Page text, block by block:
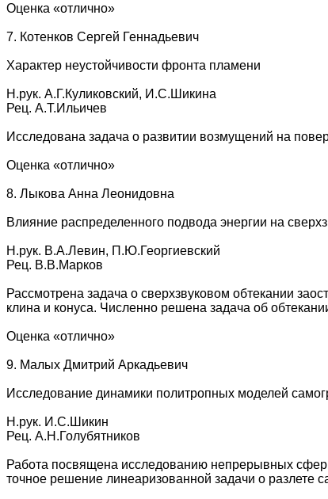
Оценка «отлично»
7. Котенков Сергей Геннадьевич
Характер неустойчивости фронта пламени
Н.рук. А.Г.Куликовский, И.С.Шикина
Рец. А.Т.Ильичев
Исследована задача о развитии возмущений на
Оценка «отлично»
8. Лыкова Анна Леонидовна
Влияние распределенного подвода энергии на
Н.рук. В.А.Левин, П.Ю.Георгиевский
Рец. В.В.Марков
Рассмотрена задача о сверхзвуковом обтекании
клина и конуса. Численно решена задача об
Оценка «отлично»
9. Малых Дмитрий Аркадьевич
Исследование динамики политропных моделей
Н.рук. И.С.Шикин
Рец. А.Н.Голубятников
Работа посвящена исследованию непрерывных
точное решение линеаризованной задачи о разлете